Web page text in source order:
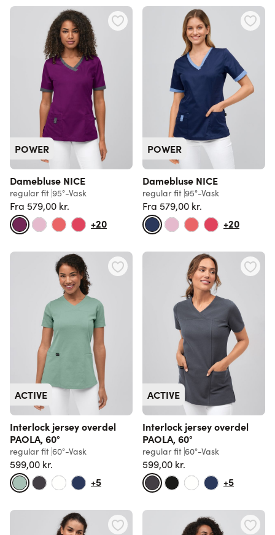
POWER
Damebluse NICE
regular fit 95°-Vask
Fra 579,00 kr.
+20
POWER
Damebluse NICE
regular fit 95°-Vask
Fra 579,00 kr.
+20
ACTIVE
Interlock jersey overdel
PAOLA, 60°
regular fit 60°-Vask
599,00 kr.
+5
ACTIVE
Interlock jersey overdel
PAOLA, 60°
regular fit 60°-Vask
599,00 kr.
+5